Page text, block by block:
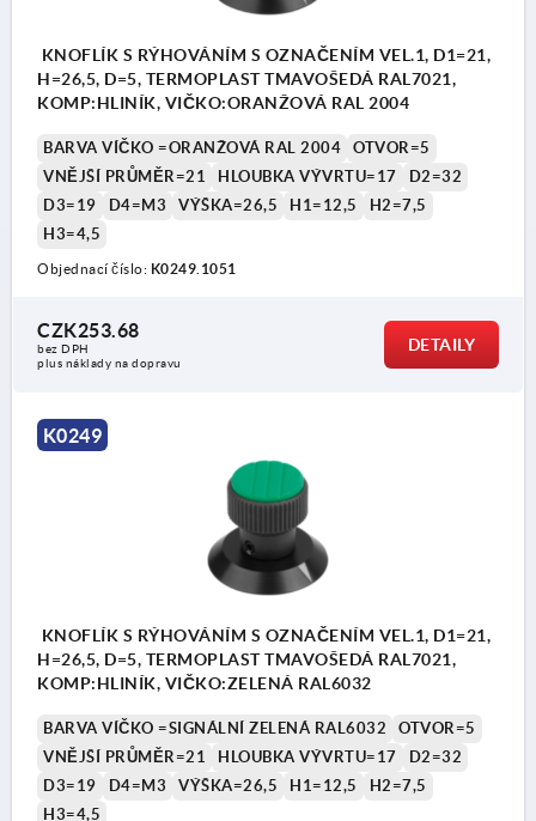
KNOFLÍK S RÝHOVÁNÍM S OZNAČENÍM VEL.1, D1=21,
H=26,5, D=5, TERMOPLAST TMAVOŠEDÁ RAL7021,
KOMP:HLINÍK, VIČKO:ORANŽOVÁ RAL 2004
BARVA VÍČKO =ORANŽOVÁ RAL 2004
OTVOR=5
VNĚJŠÍ PRŮMĚR=21
HLOUBKA VÝVRTU=17
D2=32
D3=19
D4=M3 VÝŠKA=26,5 H1=12,5
H2=7,5
H3=4,5
Objednací číslo: K0249.1051
CZK253.68
bez DPH
plus náklady na dopravu
DETAILY
K0249
KNOFLÍK S RÝHOVÁNÍM S OZNAČENÍM VEL.1, D1=21,
H=26,5, D=5, TERMOPLAST TMAVOŠEDÁ RAL7021,
KOMP:HLINÍK, VIČKO:ZELENÁ RAL6032
BARVA VÍČKO =SIGNÁLNÍ ZELENÁ RAL6032
OTVOR=5
VNĚJŠÍ PRŮMĚR=21
HLOUBKA VÝVRTU=17
D2=32
D3=19
D4=M3 VÝŠKA=26,5 H1=12,5
H2=7,5
H3=4,5